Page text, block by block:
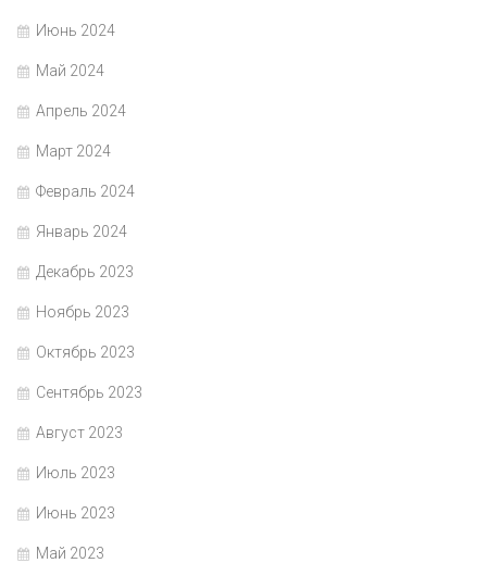
Июнь 2024
Май 2024
Апрель 2024
Март 2024
Февраль 2024
Январь 2024
Декабрь 2023
Ноябрь 2023
Октябрь 2023
Сентябрь 2023
Август 2023
Июль 2023
Июнь 2023
Май 2023